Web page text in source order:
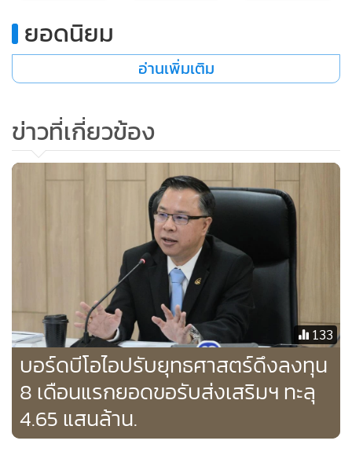
ประเทศไทย จำกัด (บวท.) จัดสรรเวลาการบิน (Slot) เพิ่มขึ้นอีก
15% ต่อสัปดาห์ เร่งรัดให้ท่าอากาศยานเชียงใหม่เปิดให้บริการ
ตลอด 24 ชั่วโมง ภายในวันที่ 1 พฤศจิกายน 2566 ตามมติคณะ
ตัวการเดินทางของนักท่องเที่ยวได้อย่างมีประสิทธิภาพ รวมทั้งให้
ทอท.ปรับปรุงพื้นที่อาคารและกระบวนการต่างๆ เพื่อเพิ่ม
ศักยภาพในการรองรับและอำนวยความสะดวกให้แก่ผู้โดยสารได้
2. การดำเนินงานระยะกลาง 1-3 ปี มุ่งเน้นถึงการเพิ่มศักยภาพ
ของท่าอากาศยานที่มีอยู่ในปัจจุบัน โดยเฉพาะท่าอากาศยานที่
อยู่ในความรับผิดชอบของ ทอท.สามารถรองรับผู้โดยสารได้ 200
ล้านคนต่อปี โครงการสำคัญ ได้แก่ การก่อสร้างส่วนขยายอาคาร
ผู้โดยสารด้านทิศตะวันออก (East Expansion) ของท่า
อากาศยานสุวรรณภูมิ และการก่อสร้างอาคารผู้โดยสารระหว่าง
ประเทศหลังใหม่ที่ท่าอากาศยานดอนเมือง ท่าอากาศยานภูเก็ต
ท่าอากาศยานเชียงใหม่ และท่าอากาศยานแม่ฟ้าหลวงเชียงราย
ยอดนิยม
อ่านเพิ่มเติม
ข่าวที่เกี่ยวข้อง
133
บอร์ดบีโอไอปรับยุทธศาสตร์ดึงลงทุน
8 เดือนแรกยอดขอรับส่งเสริมฯ ทะลุ
4.65 แสนล้าน.